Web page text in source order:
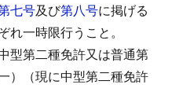
七号及び第八号に掲げる
一時限行うこと。
型第二種免許又は普通第
）（現に中型第二種免許